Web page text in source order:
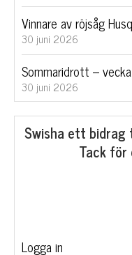
Swisha ett bidrag
Tack
Logga in
Vinnare av röjsåg
30 juni 2026
Sommaridrott –
30 juni 2026